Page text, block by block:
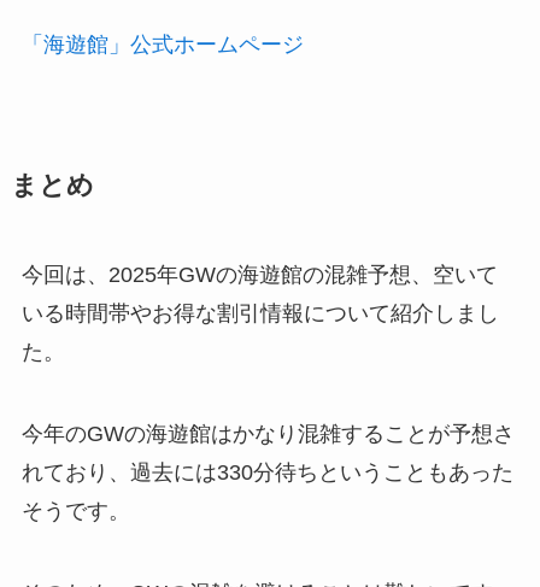
「海遊館」公式ホームページ
まとめ
今回は、2025年GWの海遊館の混雑予想、空いて
いる時間帯やお得な割引情報について紹介しまし
た。
今年のGWの海遊館はかなり混雑することが予想さ
れており、過去には330分待ちということもあった
そうです。